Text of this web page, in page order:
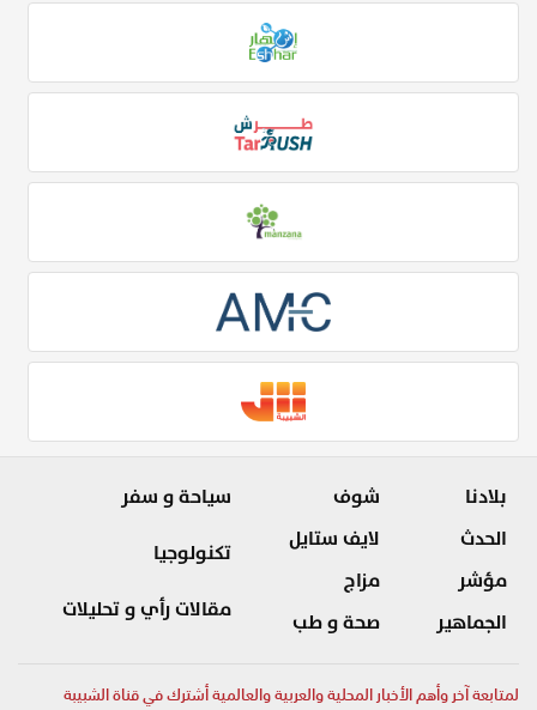
بلادنا
الحدث
مؤشر
الجماهير
شوف
لايف ستايل
مزاج
صحة و طب
سياحة و سفر
تكنولوجيا
مقالات رأي و تحليلات
لمتابعة آخر وأهم الأخبار المحلية والعربية والعالمية أشترك في قناة الشبيبة